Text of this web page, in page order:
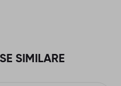
SIMILARE